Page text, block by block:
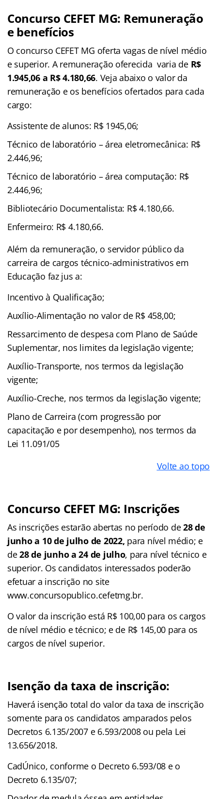
Concurso CEFET MG: Remuneração
e benefícios
O concurso CEFET MG oferta vagas de nível médio
e superior. A remuneração oferecida varia de R$
1.945,06 a R$ 4.180,66. Veja abaixo o valor da
remuneração e os benefícios ofertados para cada
cargo:
Assistente de alunos: R$ 1945,06;
Técnico de laboratório – área eletromecânica: R$
2.446,96;
Técnico de laboratório – área computação: R$
2.446,96;
Bibliotecário Documentalista: R$ 4.180,66.
Enfermeiro: R$ 4.180,66.
Além da remuneração, o servidor público da
carreira de cargos técnico-administrativos em
Educação faz jus a:
Incentivo à Qualificação;
Auxílio-Alimentação no valor de R$ 458,00;
Ressarcimento de despesa com Plano de Saúde
Suplementar, nos limites da legislação vigente;
Auxílio-Transporte, nos termos da legislação
vigente;
Auxílio-Creche, nos termos da legislação vigente;
Plano de Carreira (com progressão por
capacitação e por desempenho), nos termos da
Lei 11.091/05
Volte ao topo
Concurso CEFET MG: Inscrições
As inscrições estarão abertas no período de28 de
junho a 10 de julho de 2022, para nível médio; e
de28 de junho a 24 de julho, para nível técnico e
superior. Os candidatos interessados poderão
efetuar a inscrição no site
www.concursopublico.cefetmg.br.
O valor da inscrição está R$ 100,00 para os cargos
de nível médio e técnico; e de R$ 145,00 para os
cargos de nível superior.
Isenção da taxa de inscrição:
Haverá isenção total do valor da taxa de inscrição
somente para os candidatos amparados pelos
Decretos 6.135/2007 e 6.593/2008 ou pela Lei
13.656/2018.
CadÚnico, conforme o Decreto 6.593/08 e o
Decreto 6.135/07;